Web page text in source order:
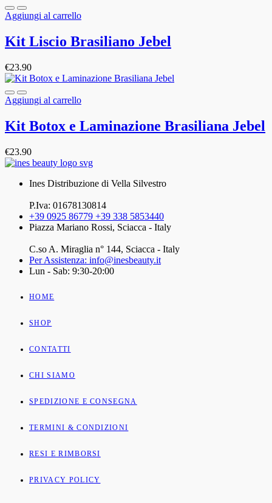
Aggiungi al carrello
Kit Liscio Brasiliano Jebel
€23.90
Aggiungi al carrello
Kit Botox e Laminazione Brasiliana Jebel
€23.90
Ines Distribuzione di Vella Silvestro
P.Iva: 01678130814
+39 0925 86779 +39 338 5853440
Piazza Mariano Rossi, Sciacca - Italy
C.so A. Miraglia n° 144, Sciacca - Italy
Per Assistenza: info@inesbeauty.it
Lun - Sab: 9:30-20:00
HOME
SHOP
CONTATTI
CHI SIAMO
SPEDIZIONE E CONSEGNA
TERMINI & CONDIZIONI
RESI E RIMBORSI
PRIVACY POLICY